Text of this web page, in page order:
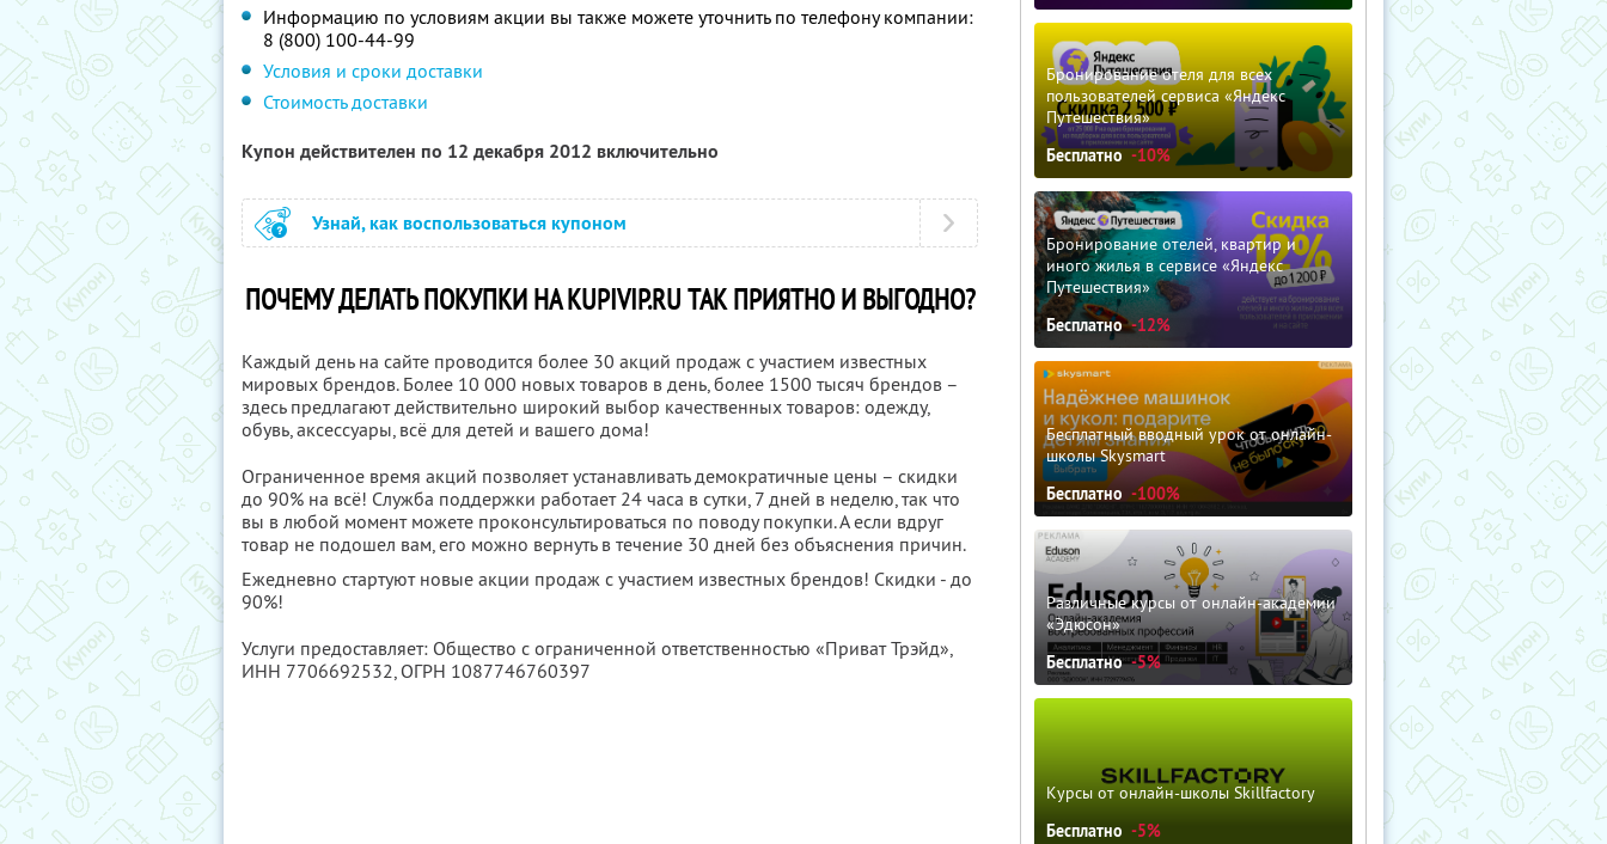
Информацию по условиям акции вы также можете уточнить по телефону компании:
8 (800) 100-44-99
Условия и сроки доставки
Стоимость доставки
Купон действителен по 12 декабря 2012 включительно
Узнай, как воспользоваться купоном
ПОЧЕМУ ДЕЛАТЬ ПОКУПКИ НА KUPIVIP.RU ТАК ПРИЯТНО И ВЫГОДНО?
Каждый день на сайте проводится более 30 акций продаж с участием известных
мировых брендов. Более 10 000 новых товаров в день, более 1500 тысяч брендов –
здесь предлагают действительно широкий выбор качественных товаров: одежду,
обувь, аксессуары, всё для детей и вашего дома!
Ограниченное время акций позволяет устанавливать демократичные цены – скидки
до 90% на всё! Служба поддержки работает 24 часа в сутки, 7 дней в неделю, так что
вы в любой момент можете проконсультироваться по поводу покупки. А если вдруг
товар не подошел вам, его можно вернуть в течение 30 дней без объяснения причин.
Ежедневно стартуют новые акции продаж с участием известных брендов! Скидки - до
90%!
Услуги предоставляет: Общество с ограниченной ответственностью «Приват Трэйд»,
ИНН 7706692532, ОГРН 1087746760397
Бронирование отеля для всех
пользователей сервиса «Яндекс
Путешествия»
Бесплатно -10%
Бронирование отелей, квартир и
иного жилья в сервисе «Яндекс
Путешествия»
Бесплатно -12%
Бесплатный вводный урок от онлайн-
школы Skysmart
Бесплатно -100%
Различные курсы от онлайн-академии
«Эдюсон»
Бесплатно -5%
Курсы от онлайн-школы Skillfactory
Бесплатно -5%